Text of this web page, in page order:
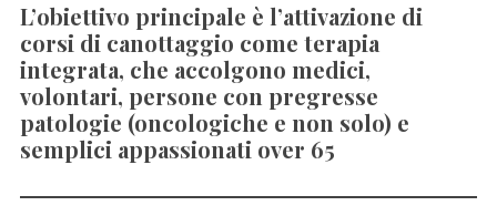
L’obiettivo principale è l’attivazione di
corsi di canottaggio come terapia
integrata, che accolgono medici,
volontari, persone con pregresse
patologie (oncologiche e non solo) e
semplici appassionati over 65